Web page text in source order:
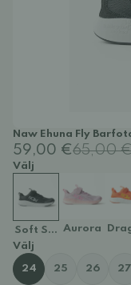
Naw Ehuna Fly
59,00 €65,00
Välj
Soft StoneAurora
Välj
24 25 26 27